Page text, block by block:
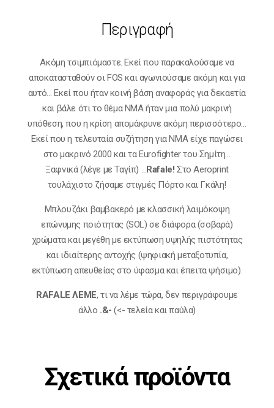
Περιγραφή
Ακόμη τσιμπιόμαστε. Εκεί που παρακαλούσαμε να
αποκατασταθούν οι FOS και αγωνιούσαμε ακόμη και για
αυτό… Εκεί που ήταν κοινή βάση αναφοράς για δεκαετία
και βάλε ότι το θέμα ΝΜΑ ήταν μια πολύ μακρινή
υπόθεση, που η κρίση απομάκρυνε ακόμη περισσότερο…
Εκεί που η τελευταία συζήτηση για ΝΜΑ είχε παγώσει
στο μακρινό 2000 και τα Eurofighter του Σημίτη…
Ξαφνικά (λέγε με Ταγίπ) …Rafale! Στο Αeroprint
τουλάχιστο ζήσαμε στιγμές Πόρτο και Γκάλη!
Mπλουζάκι βαμβακερό με κλασσική λαιμόκοψη
επώνυμης ποιότητας (SOL) σε διάφορα (σοβαρά)
χρώματα και μεγέθη με εκτύπωση υψηλής πιστότητας
και ιδιαίτερης αντοχής (ψηφιακή μεταξοτυπία,
εκτύπωση απευθείας στο ύφασμα και έπειτα ψήσιμο).
RAFALE ΛΕΜΕ, τι να λέμε τώρα, δεν περιγράφουμε
άλλο .&- (<- τελεία και παύλα)
Σχετικά προϊόντα